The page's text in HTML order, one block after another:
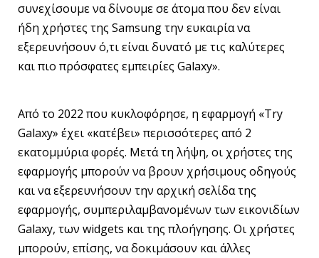
συνεχίσουμε να δίνουμε σε άτομα που δεν είναι
ήδη χρήστες της Samsung την ευκαιρία να
εξερευνήσουν ό,τι είναι δυνατό με τις καλύτερες
και πιο πρόσφατες εμπειρίες Galaxy».
Από το 2022 που κυκλοφόρησε, η εφαρμογή «Try
Galaxy» έχει «κατέβει» περισσότερες από 2
εκατομμύρια φορές. Μετά τη λήψη, οι χρήστες της
εφαρμογής μπορούν να βρουν χρήσιμους οδηγούς
και να εξερευνήσουν την αρχική σελίδα της
εφαρμογής, συμπεριλαμβανομένων των εικονιδίων
Galaxy, των widgets και της πλοήγησης. Οι χρήστες
μπορούν, επίσης, να δοκιμάσουν και άλλες